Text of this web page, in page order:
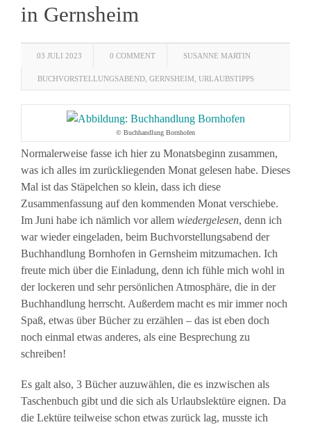
in Gernsheim
03 JULI 2023 0 COMMENT SUSANNE MARTIN
BUCHVORSTELLUNGSABEND GERNSHEIM URLAUBSTIPPS
© Buchhandlung Bornhofen
Normalerweise fasse ich hier zu Monatsbeginn zusammen,
was ich alles im zurückliegenden Monat gelesen habe. Dieses
Mal ist das Stäpelchen so klein, dass ich diese
Zusammenfassung auf den kommenden Monat verschiebe.
Im Juni habe ich nämlich vor allem wiedergelesen, denn ich
war wieder eingeladen, beim Buchvorstellungsabend der
Buchhandlung Bornhofen in Gernsheim mitzumachen. Ich
freute mich über die Einladung, denn ich fühle mich wohl in
der lockeren und sehr persönlichen Atmosphäre, die in der
Buchhandlung herrscht. Außerdem macht es mir immer noch
Spaß, etwas über Bücher zu erzählen – das ist eben doch
noch einmal etwas anderes, als eine Besprechung zu
schreiben!
Es galt also, 3 Bücher auzuwählen, die es inzwischen als
Taschenbuch gibt und die sich als Urlaubslektüre eignen. Da
die Lektüre teilweise schon etwas zurück lag, musste ich